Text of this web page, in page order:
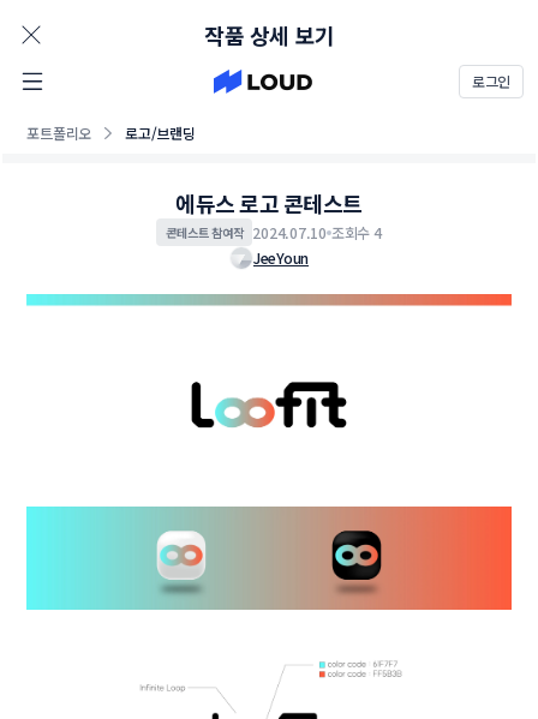
로그인
포트폴리오 로고/브랜딩
작품 상세 보기
에듀스 로고 콘테스트
콘테스트 참여작 2024.07.10 조회수 4
JeeYoun